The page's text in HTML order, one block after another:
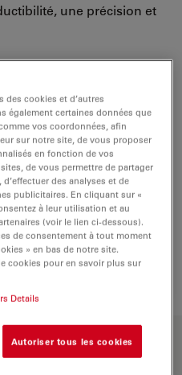
une précision et
cookies et d’autres
également certaines données que
vos coordonnées, afin
sur notre site, de vous proposer
en fonction de vos
de vous permettre de partager
des analyses et de
publicitaires. En cliquant sur «
à leur utilisation et au
(voir le lien ci-dessous).
de consentement à tout moment
» en bas de notre site.
cookies pour en savoir plus sur
Details
Autoriser tous les cookies